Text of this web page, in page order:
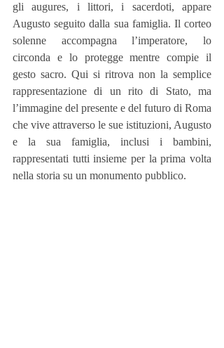
gli augures, i littori, i sacerdoti, appare
Augusto seguito dalla sua famiglia. Il corteo
solenne accompagna l’imperatore, lo
circonda e lo protegge mentre compie il
gesto sacro. Qui si ritrova non la semplice
rappresentazione di un rito di Stato, ma
l’immagine del presente e del futuro di Roma
che vive attraverso le sue istituzioni, Augusto
e la sua famiglia, inclusi i bambini,
rappresentati tutti insieme per la prima volta
nella storia su un monumento pubblico.